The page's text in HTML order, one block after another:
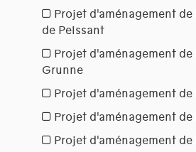
Projet d'aménagement
de Peissant
Projet d'aménagement
Grunne
Projet d'aménagement
Projet d'aménagement
Projet d'aménagement